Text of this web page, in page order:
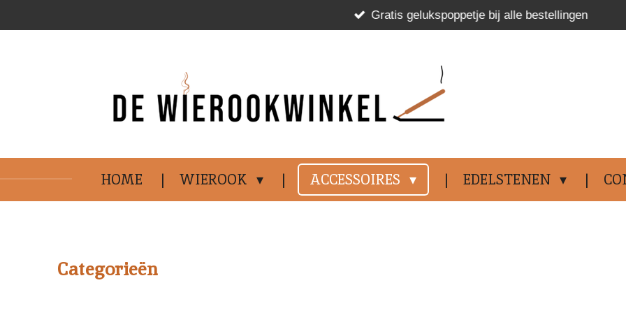
direct
Gratis gelukspoppetje bij alle bestellingen
HOME WIEROOK ACCESSOIRES EDELSTENEN
Categorieën